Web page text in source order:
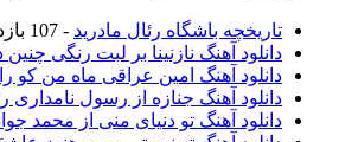
تاریخچه باشگاه رئال مادرید - 107 بازدید
دانلود آهنگ نازنینا بر لبت رنگی
دانلود آهنگ امین عراقی ماه من کو
دانلود آهنگ جنازه از رسول نامداری
دانلود آهنگ تو دنیای منی از محمد